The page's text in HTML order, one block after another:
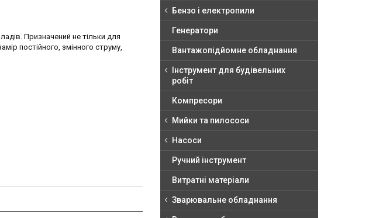
Призначений не тільки для
постійного, змінного струму,
Бензо і електропили
Генератори
Вантажопідйомне обладнання
Інструмент для будівельних
робіт
Компресори
Мийки та пилососи
Насоси
Ручний інструмент
Витратні матеріали
Зварювальне обладнання